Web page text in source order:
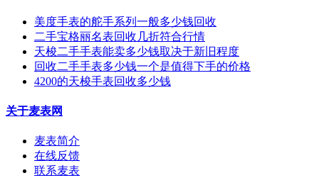
美度手表的舵手系列一般多少钱回收
二手宝格丽名表回收几折符合行情
天梭二手手表能卖多少钱取决于新旧程度
回收二手手表多少钱一个是值得下手的价格
4200的天梭手表回收多少钱
关于麦表网
麦表简介
在线反馈
联系麦表